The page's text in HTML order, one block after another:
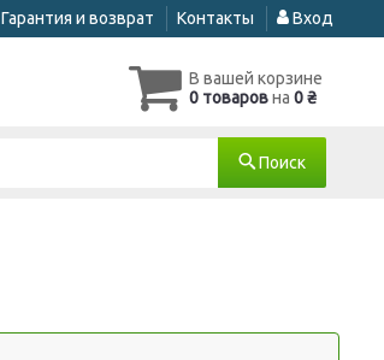
Гарантия и возврат Контакты Вход
В вашей корзине
0 товаровна 0 ₴
Поиск